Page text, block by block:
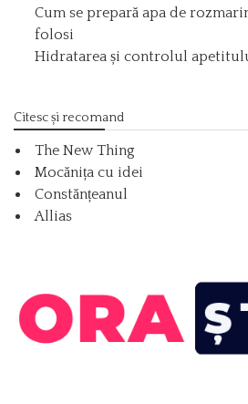
Cum se prepară apa de
folosi
Hidratarea și controlul
Citesc și recomand
The New Thing
Mocănița cu idei
Constănțeanul
Allias